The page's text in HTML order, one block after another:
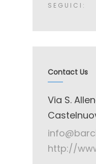
SEGUICI:
Contact Us
Via S.
http://